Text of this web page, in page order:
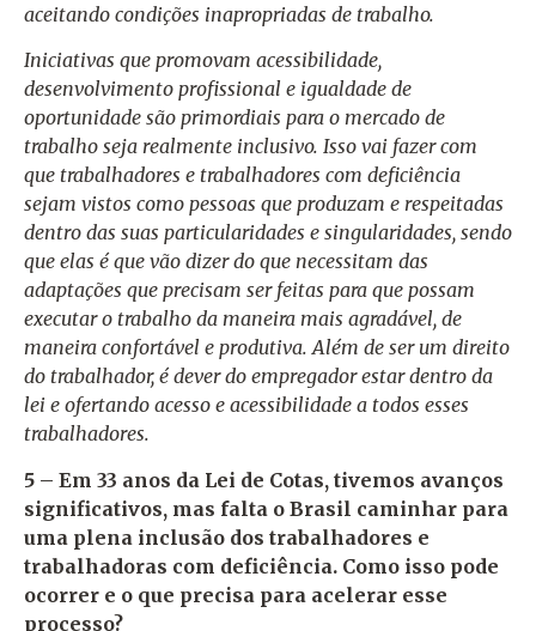
aceitando condições inapropriadas de trabalho.
Iniciativas que promovam acessibilidade,
desenvolvimento profissional e igualdade de
oportunidade são primordiais para o mercado de
trabalho seja realmente inclusivo. Isso vai fazer com
que trabalhadores e trabalhadores com deficiência
sejam vistos como pessoas que produzam e respeitadas
dentro das suas particularidades e singularidades, sendo
que elas é que vão dizer do que necessitam das
adaptações que precisam ser feitas para que possam
executar o trabalho da maneira mais agradável, de
maneira confortável e produtiva. Além de ser um direito
do trabalhador, é dever do empregador estar dentro da
lei e ofertando acesso e acessibilidade a todos esses
trabalhadores.
5 – Em 33 anos da Lei de Cotas, tivemos avanços
significativos, mas falta o Brasil caminhar para
uma plena inclusão dos trabalhadores e
trabalhadoras com deficiência. Como isso pode
ocorrer e o que precisa para acelerar esse
processo?